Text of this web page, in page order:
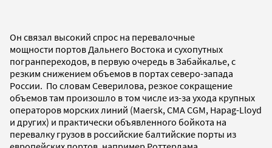
Он связал высокий спрос на перевалочные
мощности портов Дальнего Востока и сухопутных
погранпереходов, в первую очередь в Забайкалье, с
резким снижением объемов в портах северо-запада
России. По словам Северилова, резкое сокращение
объемов там произошло в том числе из-за ухода крупных
операторов морских линий (Maersk, CMA CGM, Hapag-Lloyd
и других) и практически объявленного бойкота на
перевалку грузов в российские балтийские порты из